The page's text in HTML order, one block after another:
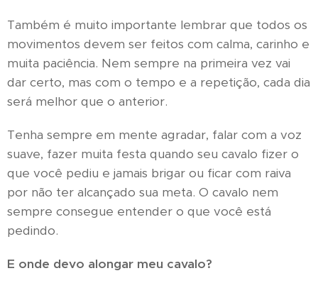
Também é muito importante lembrar que todos os
movimentos devem ser feitos com calma, carinho e
muita paciência. Nem sempre na primeira vez vai
dar certo, mas com o tempo e a repetição, cada dia
será melhor que o anterior.
Tenha sempre em mente agradar, falar com a voz
suave, fazer muita festa quando seu cavalo fizer o
que você pediu e jamais brigar ou ficar com raiva
por não ter alcançado sua meta. O cavalo nem
sempre consegue entender o que você está
pedindo.
E onde devo alongar meu cavalo?